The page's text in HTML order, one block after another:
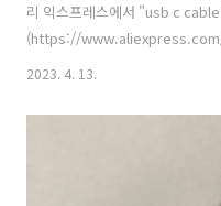
리 익스프레스에서 "usb c
(https://
고 사진과 같이 미리 끼워둔다.
다. 서로 붙지 않게 납땜을 하고
2023. 4. 13.